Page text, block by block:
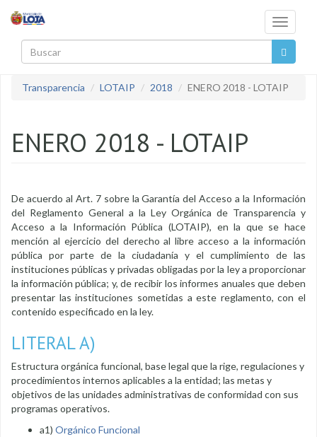
Toggle
Transparencia
LOTAIP 2018 ENERO 2018 - LOTAIP
ENERO 2018 - LOTAIP
De acuerdo al Art. 7 sobre la Garantía del Acceso a la Información
del Reglamento General a la Ley Orgánica de Transparencia y
Acceso a la Información Pública (LOTAIP), en la que se hace
mención al ejercicio del derecho al libre acceso a la información
pública por parte de la ciudadanía y el cumplimiento de las
instituciones públicas y privadas obligadas por la ley a proporcionar
la información pública; y, de recibir los informes anuales que deben
presentar las instituciones sometidas a este reglamento, con el
contenido especificado en la ley.
LITERAL A)
Estructura orgánica funcional, base legal que la rige, regulaciones y
procedimientos internos aplicables a la entidad; las metas y
objetivos de las unidades administrativas de conformidad con sus
programas operativos.
a1) Orgánico Funcional